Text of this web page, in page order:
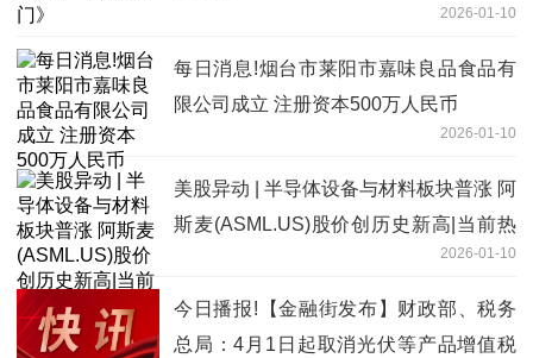
2026-01-10
每日消息!烟台市莱阳市嘉味良品食品有
限公司成立 注册资本500万人民币
2026-01-10
美股异动 | 半导体设备与材料板块普涨 阿
斯麦(ASML.US)股价创历史新高|当前热
2026-01-10
今日播报!【金融街发布】财政部、税务
总局：4月1日起取消光伏等产品增值税